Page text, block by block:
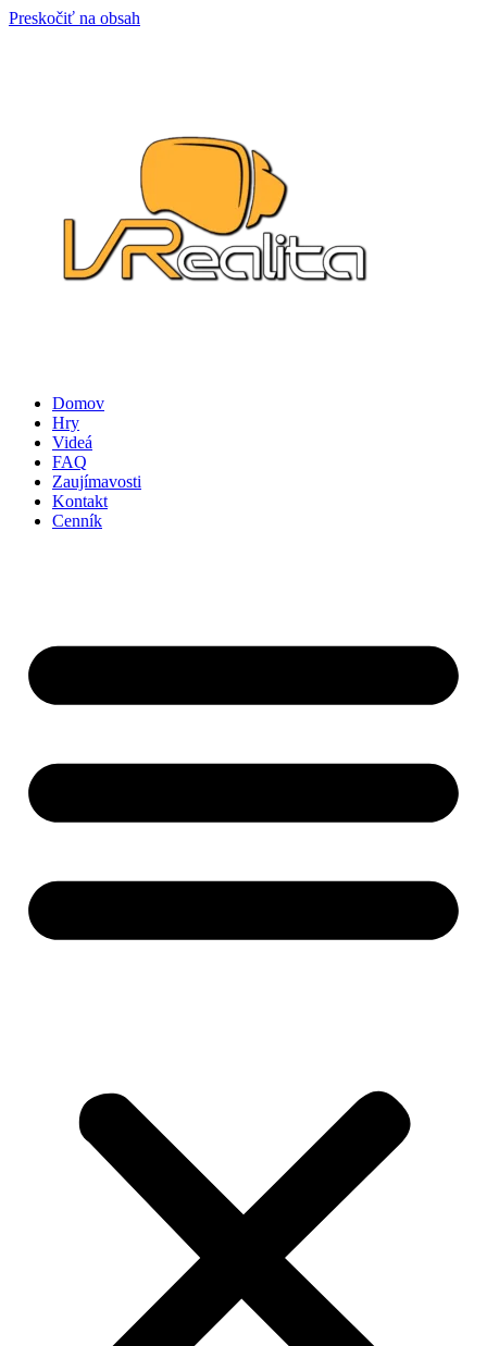
Preskočiť na obsah
Domov
Hry
Videá
FAQ
Zaujímavosti
Kontakt
Cenník